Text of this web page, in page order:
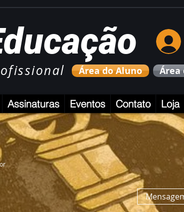
Área do Aluno Área
Assinaturas Eventos Contato Loja